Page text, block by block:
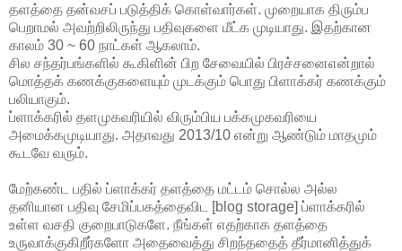
தளத்தை தன்வசப் படுத்திக் கொள்வார்கள். முறையாக திரும்ப
பெறாமல் அவற்றிலிருந்து பதிவுகளை மீட்க முடியாது. இதற்கான
காலம் 30 ~ 60 நாட்கள் ஆகலாம்.
சில சந்தர்பங்களில் கூகிளின் பிற சேவையில் பிரச்சனைஎன்றால்
மொத்தக் கணக்குகளையும் முடக்கும் பொது பிளாக்கர் கணக்கும்
பலியாகும்.
ப்ளாக்கரில் தளமுகவரியில் விரும்பிய பக்கமுகவரியை
அமைக்கமுடியாது. அதாவது 2013/10 என்று ஆண்டும் மாதமும்
கூடவே வரும்.
மேற்கண்ட பதில் ப்ளாக்கர் தளத்தை மட்டம் சொல்ல அல்ல
தனியான பதிவு சேமிப்பகத்தைவிட [blog storage] ப்ளாக்கரில்
உள்ள வசதி குறைபாடுகளே. நீங்கள் எதற்காக தளத்தை
உருவாக்குகிறீர்களோ அதைவைத்து சிறந்ததைத் தீர்மானித்துக்